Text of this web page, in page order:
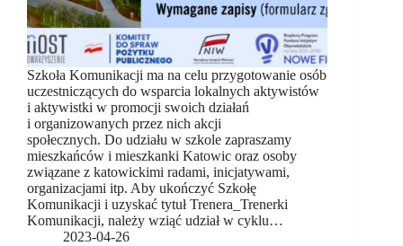
Szkoła Komunikacji ma na celu przygotowanie osób
uczestniczących do wsparcia lokalnych aktywistów
i aktywistki w promocji swoich działań
i organizowanych przez nich akcji
społecznych. Do udziału w szkole zapraszamy
mieszkańców i mieszkanki Katowic oraz osoby
związane z katowickimi radami, inicjatywami,
organizacjami itp. Aby ukończyć Szkołę
Komunikacji i uzyskać tytuł Trenera_Trenerki
Komunikacji, należy wziąć udział w cyklu…
2023-04-26